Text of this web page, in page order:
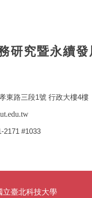
研究暨永續發
東路三段1號 行政大樓4樓
2171 #1033
臺北科技大學